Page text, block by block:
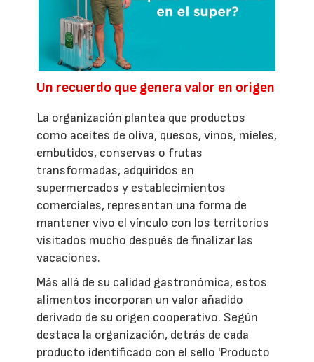
Un recuerdo que genera valor en origen
La organización plantea que productos
como aceites de oliva, quesos, vinos, mieles,
embutidos, conservas o frutas
transformadas, adquiridos en
supermercados y establecimientos
comerciales, representan una forma de
mantener vivo el vínculo con los territorios
visitados mucho después de finalizar las
vacaciones.
Más allá de su calidad gastronómica, estos
alimentos incorporan un valor añadido
derivado de su origen cooperativo. Según
destaca la organización, detrás de cada
producto identificado con el sello 'Producto